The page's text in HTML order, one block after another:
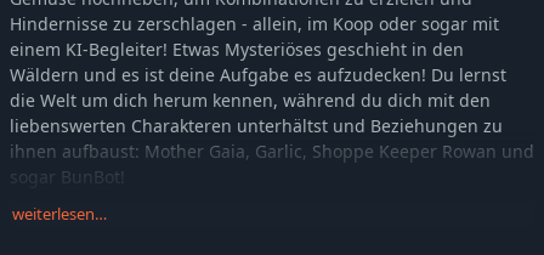
Hindernisse zu zerschlagen - allein, im Koop oder sogar mit
einem KI-Begleiter! Etwas Mysteriöses geschieht in den
Wäldern und es ist deine Aufgabe es aufzudecken! Du lernst
die Welt um dich herum kennen, während du dich mit den
liebenswerten Charakteren unterhältst und Beziehungen zu
ihnen aufbaust: Mother Gaia, Garlic, Shoppe Keeper Rowan und
sogar BunBot!
Mache Kombos! Zerschlage Felsen! Gewinne Herzen!
weiterlesen…